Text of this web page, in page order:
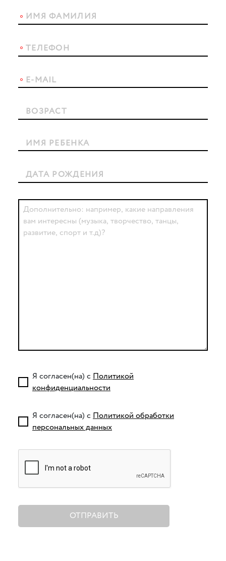
Я согласен(на) с Политикой
конфиденциальности
Я согласен(на) с Политикой обработки
персональных данных
ОТПРАВИТЬ